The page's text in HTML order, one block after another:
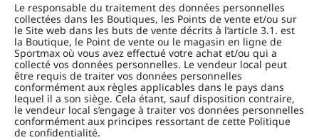
Le responsable du traitement des données personnelles
collectées dans les Boutiques, les Points de vente et/ou sur
le Site web dans les buts de vente décrits à l’article 3.1. est
la Boutique, le Point de vente ou le magasin en ligne de
Sportmax où vous avez effectué votre achat et/ou qui a
collecté vos données personnelles. Le vendeur local peut
être requis de traiter vos données personnelles
conformément aux règles applicables dans le pays dans
lequel il a son siège. Cela étant, sauf disposition contraire,
le vendeur local s’engage à traiter vos données personnelles
conformément aux principes ressortant de cette Politique
de confidentialité.